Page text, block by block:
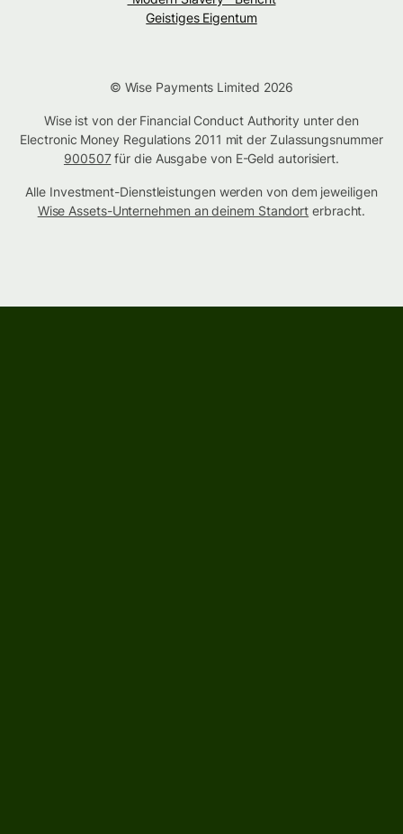
Geistiges Eigentum
© Wise Payments Limited 2026
Wise ist von der Financial Conduct Authority unter den
Electronic Money Regulations 2011 mit der Zulassungsnummer
900507für die Ausgabe von E-Geld autorisiert.
Alle Investment-Dienstleistungen werden von dem jeweiligen
Wise Assets-Unternehmen an deinem Standort erbracht.